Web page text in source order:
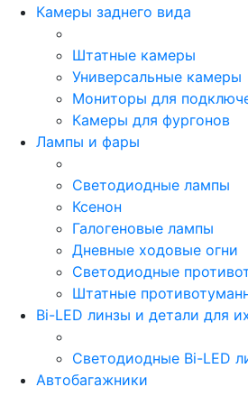
Камеры заднего вида
Штатные камеры
Универсальные камеры
Мониторы для
Камеры для фургонов
Лампы и фары
Светодиодные лампы
Ксенон
Галогеновые лампы
Дневные ходовые огни
Светодиодные
Штатные
Bi-LED линзы и детали для
Светодиодные Bi-LED
Автобагажники